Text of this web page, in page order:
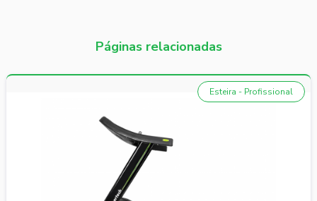
Páginas relacionadas
Esteira - Profissional